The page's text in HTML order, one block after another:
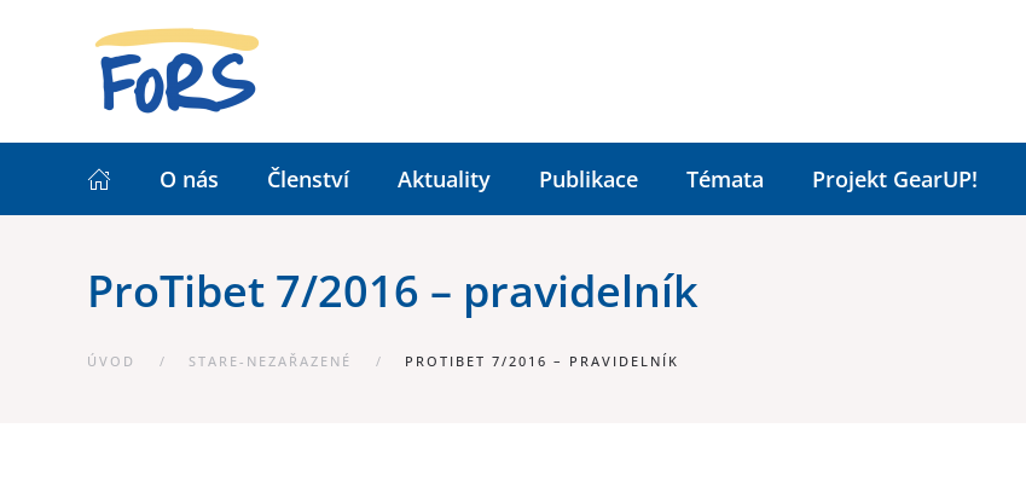
O nás Členství Aktuality Publikace Témata Projekt GearUP!
ProTibet 7/2016 – pravidelník
ÚVOD STARE-NEZAŘAZENÉ PROTIBET 7/2016 – PRAVIDELNÍK